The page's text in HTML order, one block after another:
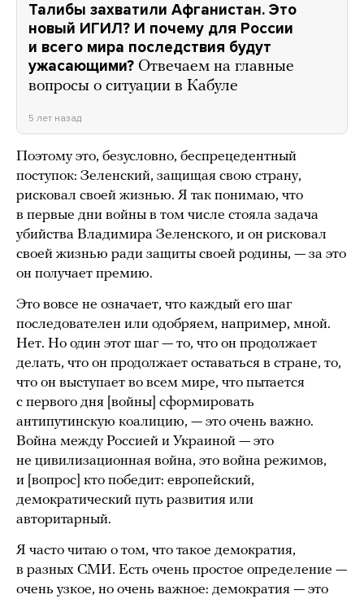
Талибы захватили Афганистан. Это
новый ИГИЛ? И почему для России
и всего мира последствия будут
ужасающими? Отвечаем на главные
вопросы о ситуации в Кабуле
5 лет назад
Поэтому это, безусловно, беспрецедентный
поступок: Зеленский, защищая свою страну,
рисковал своей жизнью. Я так понимаю, что
в первые дни войны в том числе стояла задача
убийства Владимира Зеленского, и он рисковал
своей жизнью ради защиты своей родины, — за это
он получает премию.
Это вовсе не означает, что каждый его шаг
последователен или одобряем, например, мной.
Нет. Но один этот шаг — то, что он продолжает
делать, что он продолжает оставаться в стране, то,
что он выступает во всем мире, что пытается
с первого дня [войны] сформировать
антипутинскую коалицию, — это очень важно.
Война между Россией и Украиной — это
не цивилизационная война, это война режимов,
и [вопрос] кто победит: европейский,
демократический путь развития или
авторитарный.
Я часто читаю о том, что такое демократия,
в разных СМИ. Есть очень простое определение —
очень узкое, но очень важное: демократия — это